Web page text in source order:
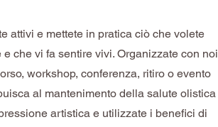
attivi e mettete in pratica ciò che volete
e che vi fa sentire vivi. Organizzate con noi
workshop, conferenza, ritiro o evento
al mantenimento della salute olistica
artistica e utilizzate i benefici di